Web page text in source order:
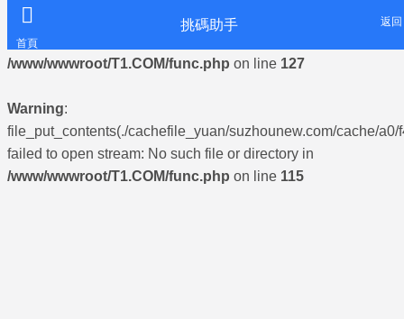
Warning
/www/wwwroot/T1.COM/func.php on line 127
Warning:
file_put_contents(./cachefile_yuan/suzhounew.com/cache/a0/
failed to open stream: No such file or directory in
/www/wwwroot/T1.COM/func.php on line 115
首頁
挑碼助手 返回